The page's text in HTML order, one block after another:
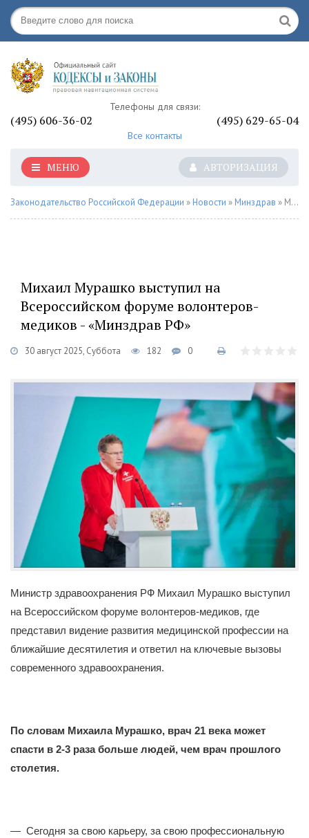
Телефоны для связи:
(495) 606-36-02 (495) 629-65-04
Все контакты
АВТОРИЗАЦИЯ
МЕНЮ
Законодательство Российской Федерации » Новости » Минздрав » Михаил Мурашко выступил на Всероссийском форуме волонтеров-медиков - «Минздрав РФ»
Михаил Мурашко выступил на
Всероссийском форуме волонтеров-
медиков - «Минздрав РФ»
30 август 2025, Суббота 182 0
Министр здравоохранения РФ Михаил Мурашко выступил
на Всероссийском форуме волонтеров-медиков, где
представил видение развития медицинской профессии на
ближайшие десятилетия и ответил на ключевые вызовы
современного здравоохранения.
По словам Михаила Мурашко, врач 21 века может
спасти в 2-3 раза больше людей, чем врач прошлого
столетия.
— Сегодня за свою карьеру, за свою профессиональную